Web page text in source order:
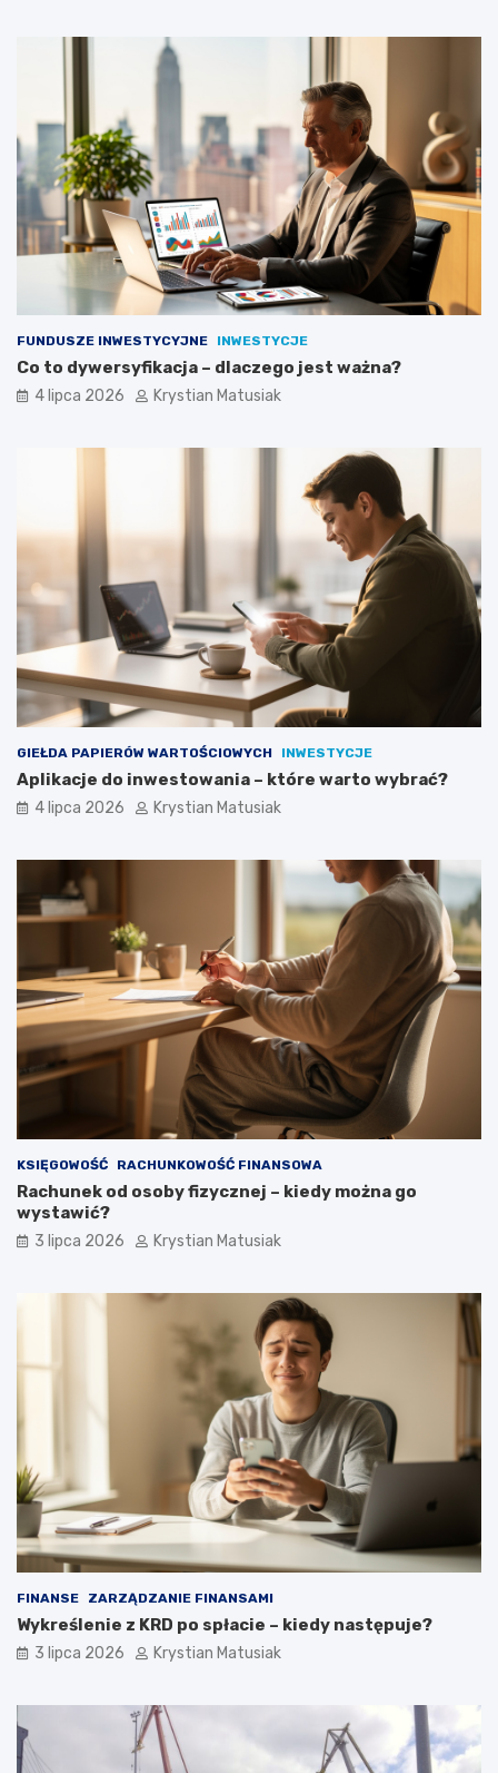
FUNDUSZE INWESTYCYJNE INWESTYCJE
Co to dywersyfikacja – dlaczego jest ważna?
4 lipca 2026 Krystian Matusiak
GIEŁDA PAPIERÓW WARTOŚCIOWYCH INWESTYCJE
Aplikacje do inwestowania – które warto wybrać?
4 lipca 2026 Krystian Matusiak
KSIĘGOWOŚĆ RACHUNKOWOŚĆ FINANSOWA
Rachunek od osoby fizycznej – kiedy można go
wystawić?
3 lipca 2026 Krystian Matusiak
FINANSE ZARZĄDZANIE FINANSAMI
Wykreślenie z KRD po spłacie – kiedy następuje?
3 lipca 2026 Krystian Matusiak